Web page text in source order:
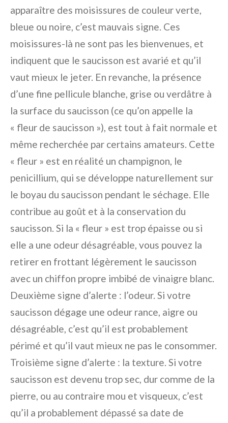
apparaître des moisissures de couleur verte,
bleue ou noire, c’est mauvais signe. Ces
moisissures-là ne sont pas les bienvenues, et
indiquent que le saucisson est avarié et qu’il
vaut mieux le jeter. En revanche, la présence
d’une fine pellicule blanche, grise ou verdâtre à
la surface du saucisson (ce qu’on appelle la
« fleur de saucisson »), est tout à fait normale et
même recherchée par certains amateurs. Cette
« fleur » est en réalité un champignon, le
penicillium, qui se développe naturellement sur
le boyau du saucisson pendant le séchage. Elle
contribue au goût et à la conservation du
saucisson. Si la « fleur » est trop épaisse ou si
elle a une odeur désagréable, vous pouvez la
retirer en frottant légèrement le saucisson
avec un chiffon propre imbibé de vinaigre blanc.
Deuxième signe d’alerte : l’odeur. Si votre
saucisson dégage une odeur rance, aigre ou
désagréable, c’est qu’il est probablement
périmé et qu’il vaut mieux ne pas le consommer.
Troisième signe d’alerte : la texture. Si votre
saucisson est devenu trop sec, dur comme de la
pierre, ou au contraire mou et visqueux, c’est
qu’il a probablement dépassé sa date de